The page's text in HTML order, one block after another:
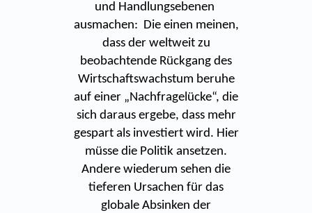
und Handlungsebenen
ausmachen: Die einen meinen,
dass der weltweit zu
beobachtende Rückgang des
Wirtschaftswachstum beruhe
auf einer „Nachfragelücke“, die
sich daraus ergebe, dass mehr
gespart als investiert wird. Hier
müsse die Politik ansetzen.
Andere wiederum sehen die
tieferen Ursachen für das
globale Absinken der